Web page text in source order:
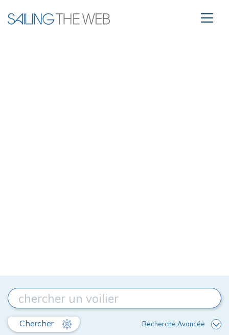
Chercher Recherche Avancée